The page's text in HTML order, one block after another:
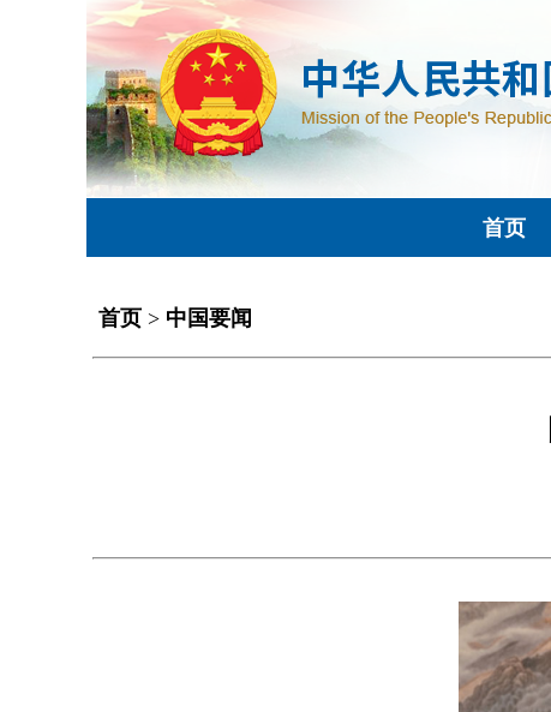
首页
首页 > 中国要闻